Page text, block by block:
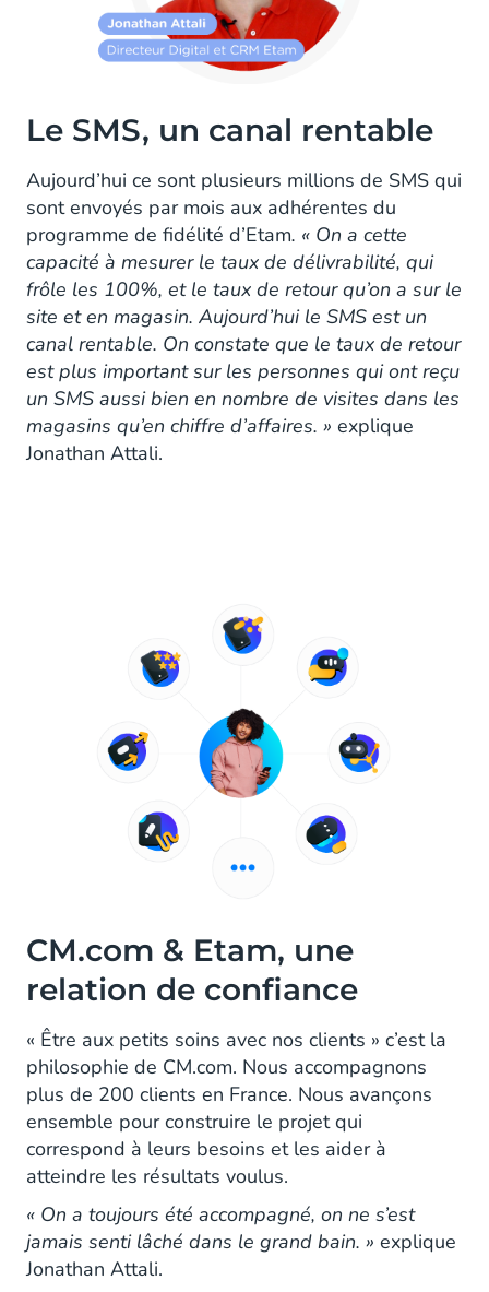
Le SMS, un canal rentable
Aujourd’hui ce sont plusieurs millions de SMS qui
sont envoyés par mois aux adhérentes du
programme de fidélité d’Etam. « On a cette
capacité à mesurer le taux de délivrabilité, qui
frôle les 100%, et le taux de retour qu’on a sur le
site et en magasin. Aujourd’hui le SMS est un
canal rentable. On constate que le taux de retour
est plus important sur les personnes qui ont reçu
un SMS aussi bien en nombre de visites dans les
magasins qu’en chiffre d’affaires. » explique
Jonathan Attali.
CM.com & Etam, une
relation de confiance
« Être aux petits soins avec nos clients » c’est la
philosophie de CM.com. Nous accompagnons
plus de 200 clients en France. Nous avançons
ensemble pour construire le projet qui
correspond à leurs besoins et les aider à
atteindre les résultats voulus.
« On a toujours été accompagné, on ne s’est
jamais senti lâché dans le grand bain. » explique
Jonathan Attali.